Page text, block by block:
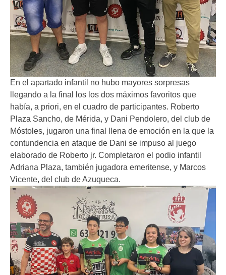
En el apartado infantil no hubo mayores sorpresas
llegando a la final los los dos máximos favoritos que
había, a priori, en el cuadro de participantes. Roberto
Plaza Sancho, de Mérida, y Dani Pendolero, del club de
Móstoles, jugaron una final llena de emoción en la que la
contundencia en ataque de Dani se impuso al juego
elaborado de Roberto jr. Completaron el podio infantil
Adriana Plaza, también jugadora emeritense, y Marcos
Vicente, del club de Azuqueca.